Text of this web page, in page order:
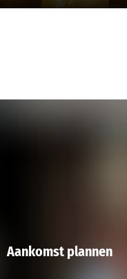
Aankomst plannen